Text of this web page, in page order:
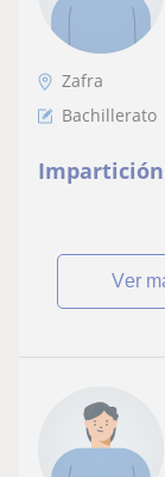
Zafra
Bachillerato
ver